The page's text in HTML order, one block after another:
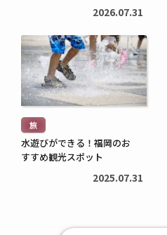
2026.07.31
続
き
を
読
む
> 旅
水遊びができる！福岡のお
すすめ観光スポット
2025.07.31